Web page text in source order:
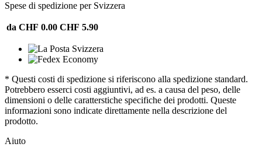
Spese di spedizione per Svizzera
da CHF 0.00 CHF 5.90
* Questi costi di spedizione si riferiscono alla spedizione standard.
Potrebbero esserci costi aggiuntivi, ad es. a causa del peso, delle
dimensioni o delle caratterstiche specifiche dei prodotti. Queste
informazioni sono indicate direttamente nella descrizione del
prodotto.
Aiuto